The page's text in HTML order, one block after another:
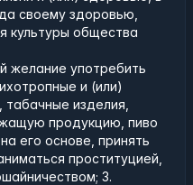
своему здоровью,
культуры общества
желание употребить
и (или)
изделия,
продукцию, пиво
его основе, принять
проституцией,
3.